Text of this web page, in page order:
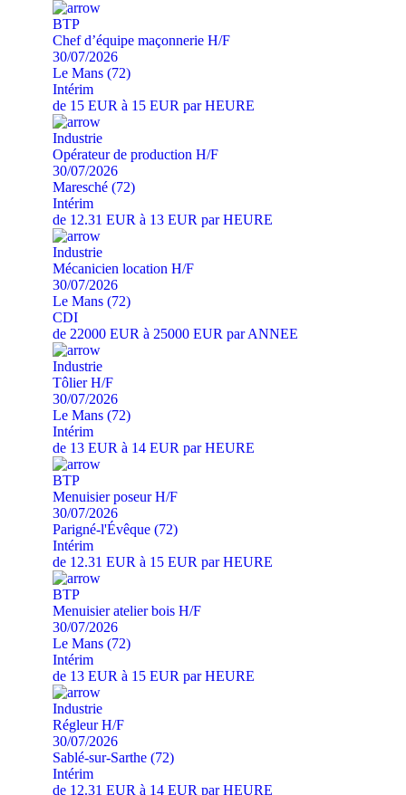
BTP
Chef d’équipe maçonnerie H/F
30/07/2026
Le Mans (72)
Intérim
de 15 EUR à 15 EUR par HEURE
Industrie
Opérateur de production H/F
30/07/2026
Maresché (72)
Intérim
de 12.31 EUR à 13 EUR par HEURE
Industrie
Mécanicien location H/F
30/07/2026
Le Mans (72)
CDI
de 22000 EUR à 25000 EUR par ANNEE
Industrie
Tôlier H/F
30/07/2026
Le Mans (72)
Intérim
de 13 EUR à 14 EUR par HEURE
BTP
Menuisier poseur H/F
30/07/2026
Parigné-l'Évêque (72)
Intérim
de 12.31 EUR à 15 EUR par HEURE
BTP
Menuisier atelier bois H/F
30/07/2026
Le Mans (72)
Intérim
de 13 EUR à 15 EUR par HEURE
Industrie
Régleur H/F
30/07/2026
Sablé-sur-Sarthe (72)
Intérim
de 12.31 EUR à 14 EUR par HEURE